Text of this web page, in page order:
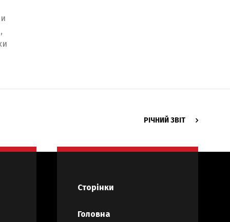
РІЧНИЙ ЗВІТ
Сторінки
Головна